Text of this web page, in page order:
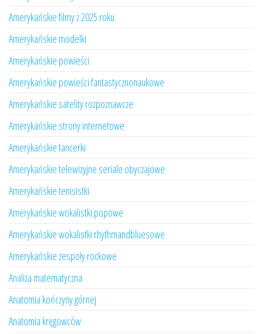
Amerykańskie filmy z 2025 roku
Amerykańskie modelki
Amerykańskie powieści
Amerykańskie powieści fantastycznonaukowe
Amerykańskie satelity rozpoznawcze
Amerykańskie strony internetowe
Amerykańskie tancerki
Amerykańskie telewizyjne seriale obyczajowe
Amerykańskie tenisistki
Amerykańskie wokalistki popowe
Amerykańskie wokalistki rhythmandbluesowe
Amerykańskie zespoły rockowe
Analiza matematyczna
Anatomia kończyny górnej
Anatomia kręgowców